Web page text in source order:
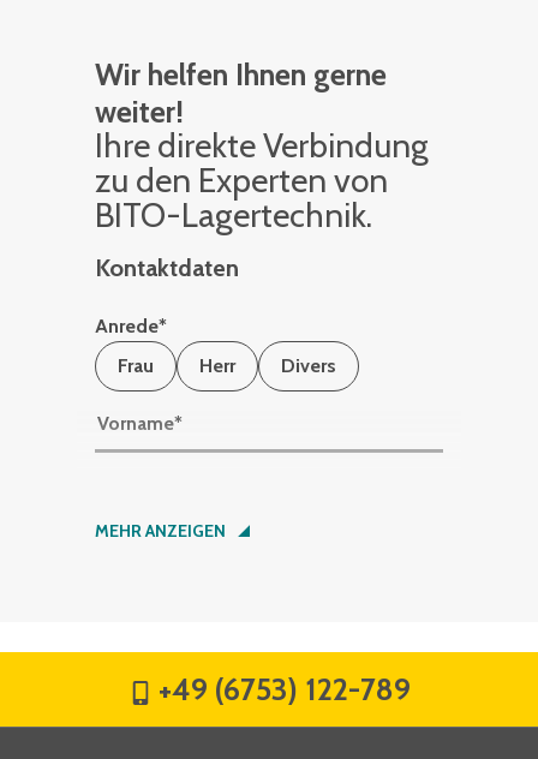
Wir helfen Ihnen gerne
weiter!
Ihre di­rek­te Ver­bin­dung
zu den Ex­per­ten von
BITO-La­ger­tech­nik.
Kontaktdaten
Anrede*
Frau
Herr Divers
Vorname*
Nachname*
MEHR ANZEIGEN
+49 (6753) 122-789